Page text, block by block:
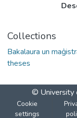
Collections
Bakalaura un
theses
© University
Cookie
settings